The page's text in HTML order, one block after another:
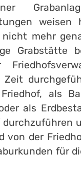
nicht mehr
Grabstätte
Zeit
Friedhof, als
als
von der
für